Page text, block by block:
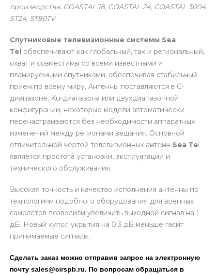
производства: COASTAL 18, COASTAL 24, COASTAL 3004,
ST24, ST80TV
Спутниковые телевизионные системы Sea
Tel обеспечивают как глобальный, так и региональный,
охват и совместимы со всеми известными и
планируемыми спутниками, обеспечивая стабильный
прием по всему миру. Антенны поставляются в С-
диапазоне, Ku-диапазона или двухдиапазонной
конфигурации, некоторые модели автоматически
перенастраиваются без необходимости аппаратных
изменений между регионами вещания. Основной
отличительной чертой телевизионных антенн Sea Tel
является простота установки, эксплуатации и
технического обслуживания.
Высокая точность и качество исполнения антенны по
технологиям подобного оборудования для военных
самолётов позволили увеличить выходной сигнал на 1
дБ. Новый купол укрытия на 0.3 дБ меньше гасит
принимаемые сигналы.
Сделать заказ можно отправив запрос на электронную
почту sales@cirspb.ru. По вопросам обращаться в